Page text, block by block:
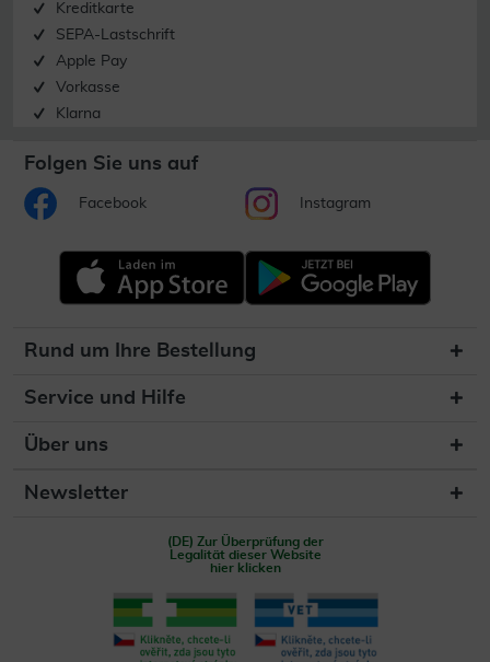
Kreditkarte
SEPA-Lastschrift
Apple Pay
Vorkasse
Klarna
Folgen Sie uns auf
Facebook Instagram
Rund um Ihre Bestellung
Service und Hilfe
Über uns
Newsletter
(DE) Zur Überprüfung der
Legalität dieser Website
hier klicken